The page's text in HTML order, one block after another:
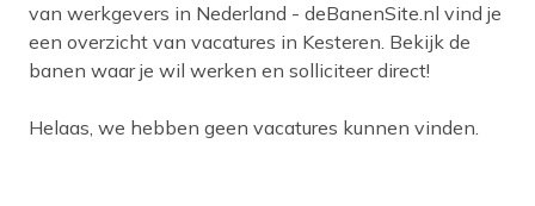
van werkgevers in Nederland - deBanenSite.nl vind je
een overzicht van vacatures in Kesteren. Bekijk de
banen waar je wil werken en solliciteer direct!
Helaas, we hebben geen vacatures kunnen vinden.